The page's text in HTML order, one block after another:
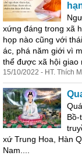
xứng đáng trong xã
họp nào cũng với
ác, phá năm giới vì
thể được xã hội giao
15/10/2022 - HT. Thích
Bồ-
xứ Trung Hoa, Hàn
Nam....